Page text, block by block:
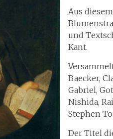
Aus
und
Kant.
Baecker,
Gabriel,
Nishida,
Stephen
Der Titel